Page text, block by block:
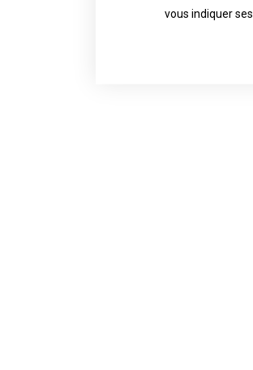
vous indiquer
Contact directly